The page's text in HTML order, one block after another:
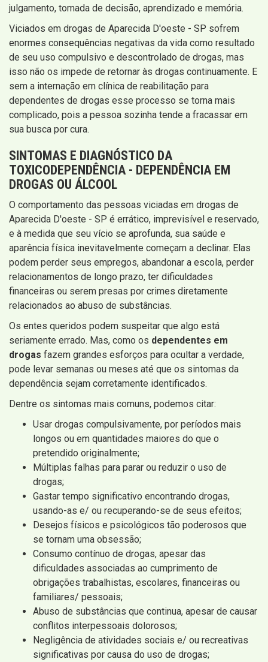
julgamento, tomada de decisão, aprendizado e memória.
Viciados em drogas de Aparecida D'oeste - SP sofrem
enormes consequências negativas da vida como resultado
de seu uso compulsivo e descontrolado de drogas, mas
isso não os impede de retornar às drogas continuamente. E
sem a internação em clínica de reabilitação para
dependentes de drogas esse processo se torna mais
complicado, pois a pessoa sozinha tende a fracassar em
sua busca por cura.
SINTOMAS E DIAGNÓSTICO DA
TOXICODEPENDÊNCIA - DEPENDÊNCIA EM
DROGAS OU ÁLCOOL
O comportamento das pessoas viciadas em drogas de
Aparecida D'oeste - SP é errático, imprevisível e reservado,
e à medida que seu vício se aprofunda, sua saúde e
aparência física inevitavelmente começam a declinar. Elas
podem perder seus empregos, abandonar a escola, perder
relacionamentos de longo prazo, ter dificuldades
financeiras ou serem presas por crimes diretamente
relacionados ao abuso de substâncias.
Os entes queridos podem suspeitar que algo está
seriamente errado. Mas, como os dependentes em
drogas fazem grandes esforços para ocultar a verdade,
pode levar semanas ou meses até que os sintomas da
dependência sejam corretamente identificados.
Dentre os sintomas mais comuns, podemos citar:
Usar drogas compulsivamente, por períodos mais
longos ou em quantidades maiores do que o
pretendido originalmente;
Múltiplas falhas para parar ou reduzir o uso de
drogas;
Gastar tempo significativo encontrando drogas,
usando-as e/ ou recuperando-se de seus efeitos;
Desejos físicos e psicológicos tão poderosos que
se tornam uma obsessão;
Consumo contínuo de drogas, apesar das
dificuldades associadas ao cumprimento de
obrigações trabalhistas, escolares, financeiras ou
familiares/ pessoais;
Abuso de substâncias que continua, apesar de causar
conflitos interpessoais dolorosos;
Negligência de atividades sociais e/ ou recreativas
significativas por causa do uso de drogas;